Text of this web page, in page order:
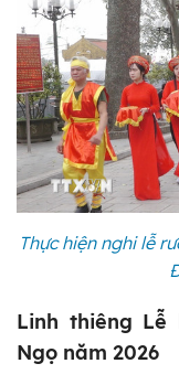
Thực hiện nghi lễ
Linh thiêng Lễ
Ngọ năm 2026